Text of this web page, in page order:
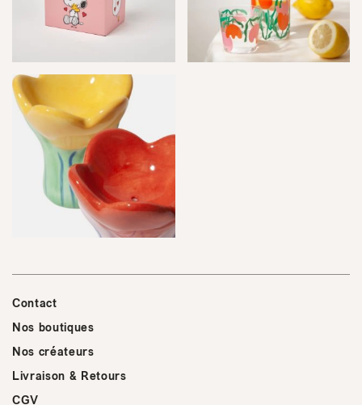
Contact
Nos boutiques
Nos créateurs
Livraison & Retours
CGV